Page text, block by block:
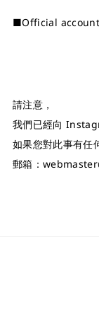
■Official account
請注意，
我們已經向
如果您對此事有任
郵箱：